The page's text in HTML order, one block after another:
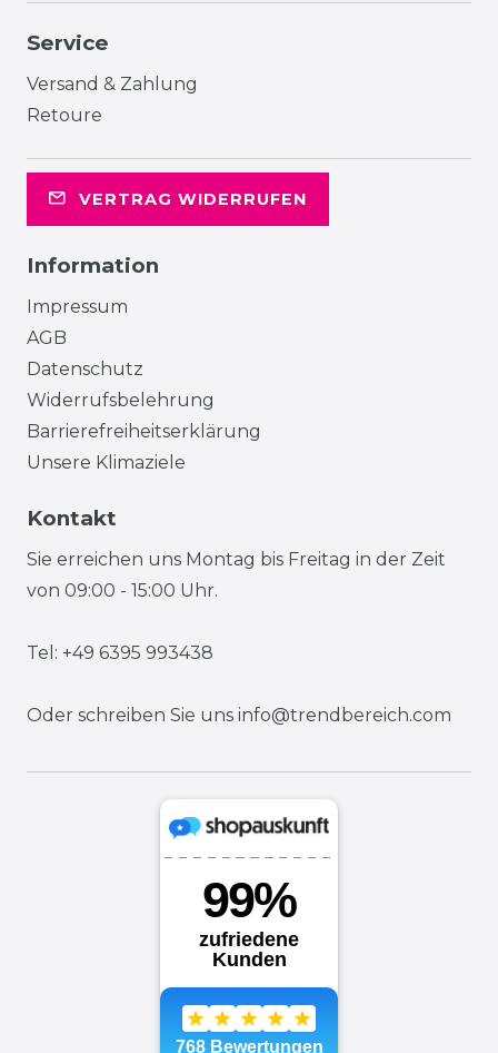
Service
Versand & Zahlung
Retoure
VERTRAG WIDERRUFEN
Information
Impressum
AGB
Datenschutz
Widerrufsbelehrung
Barrierefreiheitserklärung
Unsere Klimaziele
Kontakt
Sie erreichen uns Montag bis Freitag in der Zeit
von 09:00 - 15:00 Uhr.
Tel: +49 6395 993438
Oder schreiben Sie uns info@trendbereich.com